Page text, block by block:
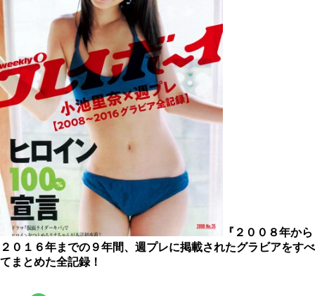
『２００８年から
２０１６年までの９年間、週プレに掲載されたグラビアをすべ
てまとめた全記録！